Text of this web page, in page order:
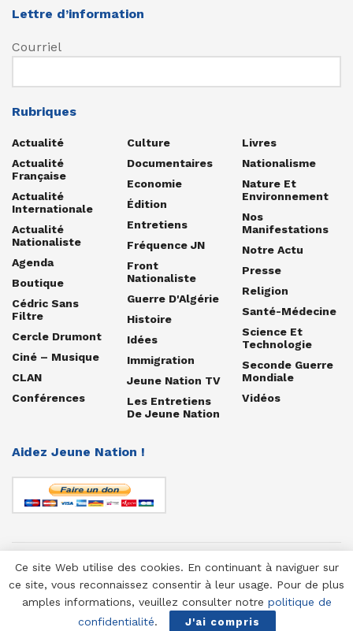
Lettre d’information
Courriel
Rubriques
Actualité
Actualité
Française
Actualité
Internationale
Actualité
Nationaliste
Agenda
Boutique
Cédric Sans
Filtre
Cercle Drumont
Ciné – Musique
CLAN
Conférences
Culture
Documentaires
Economie
Édition
Entretiens
Fréquence JN
Front
Nationaliste
Guerre D'Algérie
Histoire
Idées
Immigration
Jeune Nation TV
Les Entretiens
De Jeune Nation
Livres
Nationalisme
Nature Et
Environnement
Nos
Manifestations
Notre Actu
Presse
Religion
Santé-Médecine
Science Et
Technologie
Seconde Guerre
Mondiale
Vidéos
Aidez Jeune Nation !
© 1958-2025 Jeune Nation
Ce site Web utilise des cookies. En continuant à naviguer sur
ce site, vous reconnaissez consentir à leur usage. Pour de plus
amples informations, veuillez consulter notre politique de
confidentialité. J'ai compris